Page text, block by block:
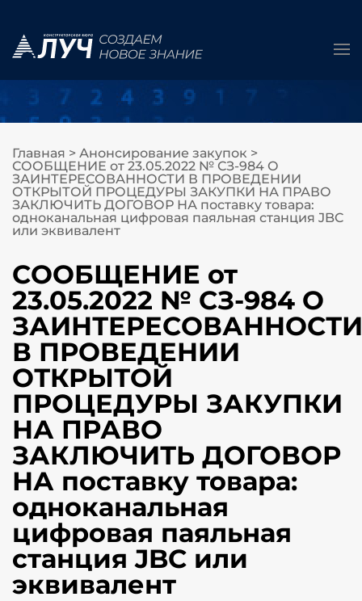
Главная > Анонсирование закупок >
СООБЩЕНИЕ от 23.05.2022 № СЗ-984 О
ЗАИНТЕРЕСОВАННОСТИ В ПРОВЕДЕНИИ
ОТКРЫТОЙ ПРОЦЕДУРЫ ЗАКУПКИ НА ПРАВО
ЗАКЛЮЧИТЬ ДОГОВОР НА поставку товара:
одноканальная цифровая паяльная станция JBC
или эквивалент
СООБЩЕНИЕ от
23.05.2022 № СЗ-984 О
ЗАИНТЕРЕСОВАННОСТИ
В ПРОВЕДЕНИИ
ОТКРЫТОЙ
ПРОЦЕДУРЫ ЗАКУПКИ
НА ПРАВО
ЗАКЛЮЧИТЬ ДОГОВОР
НА поставку товара:
одноканальная
цифровая паяльная
станция JBC или
эквивалент